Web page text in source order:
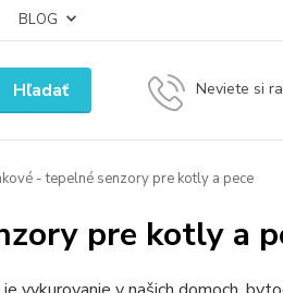
BLOG
Hľadať Neviete si
- tepelné senzory pre kotly a pece
pre kotly a